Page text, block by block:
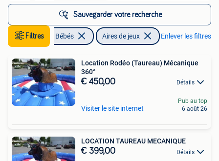
Sauvegarder votre recherche
Filtres
Enfants & Bébés Aires de jeux Enlever les filtres
Location Rodéo (Taureau) Mécanique
360°
€ 450,00 Détails
Visiter le site internet
Pub au top
6 août 26
LOCATION TAUREAU MECANIQUE
€ 399,00 Détails